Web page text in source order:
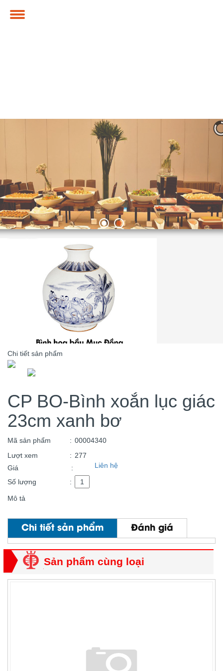
Chi tiết sản phẩm
CP BO-Bình xoắn lục giác
23cm xanh bơ
Mã sản phẩm : 00004340
Lượt xem
: 277
Giá
: Liên hệ
Số lượng :
Mô tả
Chi tiết sản phẩm Đánh giá
Sản phẩm cùng loại